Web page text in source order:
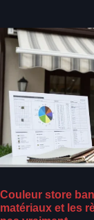
Couleur store
matériaux et les